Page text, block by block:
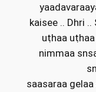
kaisee .. Dhri
uṭhaa
nimmaa
saasaraa